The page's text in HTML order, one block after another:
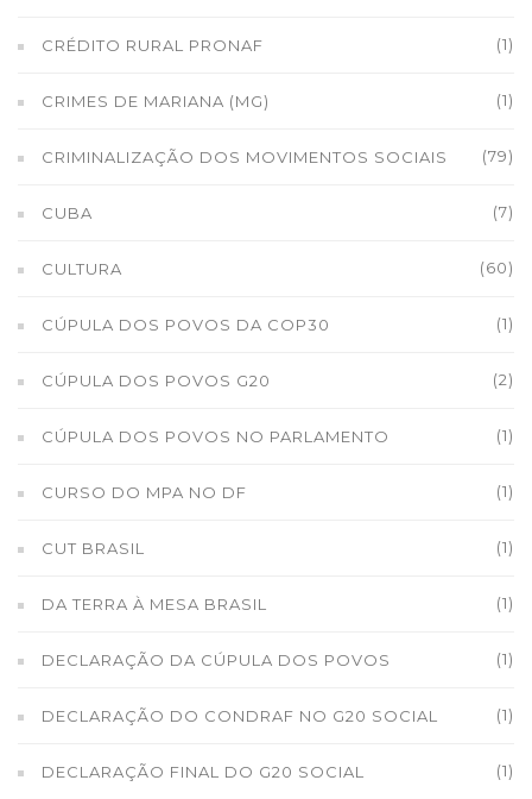
CRÉDITO RURAL PRONAF (1)
CRIMES DE MARIANA (MG) (1)
CRIMINALIZAÇÃO DOS MOVIMENTOS SOCIAIS (79)
CUBA (7)
CULTURA (60)
CÚPULA DOS POVOS DA COP30 (1)
CÚPULA DOS POVOS G20 (2)
CÚPULA DOS POVOS NO PARLAMENTO (1)
CURSO DO MPA NO DF (1)
CUT BRASIL (1)
DA TERRA À MESA BRASIL (1)
DECLARAÇÃO DA CÚPULA DOS POVOS (1)
DECLARAÇÃO DO CONDRAF NO G20 SOCIAL (1)
DECLARAÇÃO FINAL DO G20 SOCIAL (1)